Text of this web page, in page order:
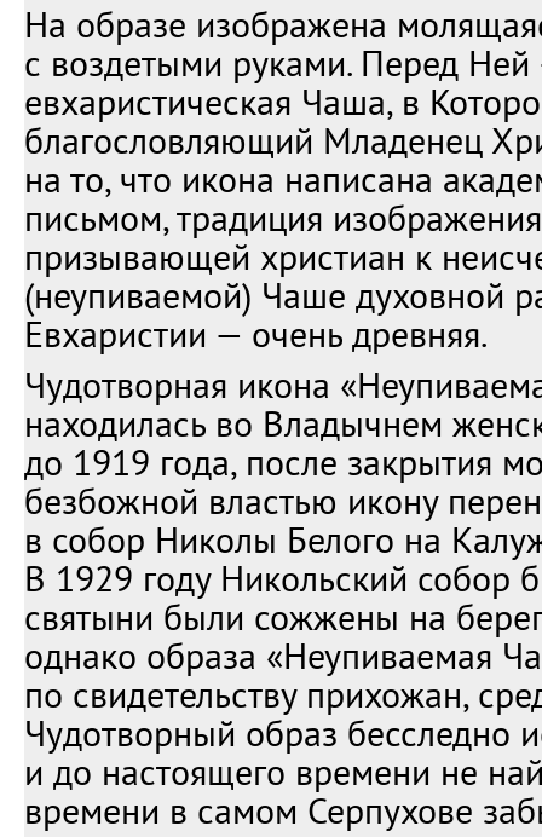
На образе изображена
с воздетыми руками. Перед
евхаристическая Чаша, в
благословляющий Младенец
на то, что икона написана
письмом, традиция
призывающей христиан к
(неупиваемой) Чаше духовной
Евхаристии — очень древняя.
Чудотворная икона
находилась во Владычнем
до 1919 года, после закрытия
безбожной властью икону
в собор Николы Белого на
В 1929 году Никольский собор
святыни были сожжены на
однако образа «Неупиваемая
по свидетельству прихожан,
Чудотворный образ бесследно
и до настоящего времени не
времени в самом Серпухове